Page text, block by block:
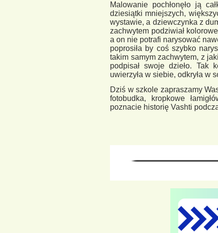
Malowanie pochłonęło ją
dziesiątki mniejszych,
wystawie, a dziewczynka z
zachwytem podziwiał
a on nie potrafi narysować
poprosiła by coś szybko
takim samym zachwytem, z
podpisał swoje dzieło. Tak
uwierzyła w siebie, odkryła w
Dziś w szkole zapraszamy
fotobudka, kropkowe
poznacie historię Vashti